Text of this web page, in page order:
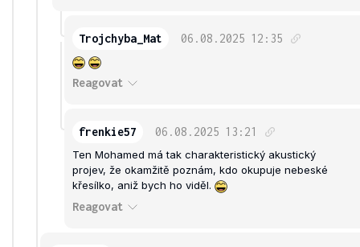
Trojchyba_Mat 06.08.2025 12:35
Reagovat
frenkie57 06.08.2025 13:21
Ten Mohamed má tak charakteristický akustický
projev, že okamžitě poznám, kdo okupuje nebeské
křesílko, aniž bych ho viděl.
Reagovat